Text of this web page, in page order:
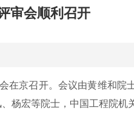
审会顺利召开
京召开。会议由黄维和院
杨宏等院士，中国工程院机